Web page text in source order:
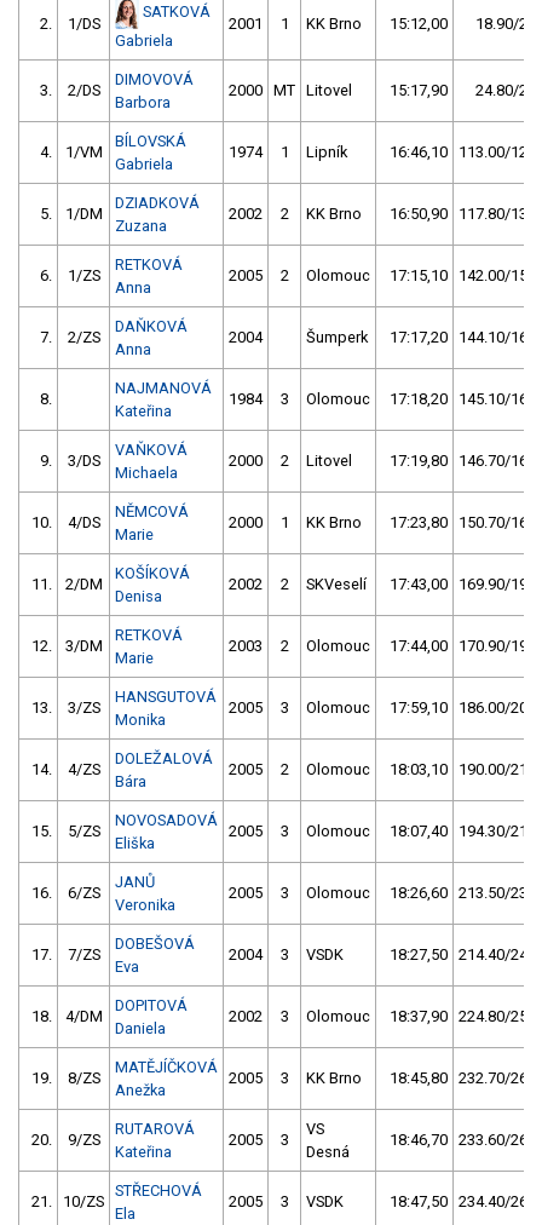
2. 1/DS
SATKOVÁ
Gabriela
2001 1 KK Brno 15:12,00 18.90/2,1
3. 2/DS
DIMOVOVÁ
Barbora
2000 MT Litovel 15:17,90 24.80/2,8
4. 1/VM
BÍLOVSKÁ
Gabriela
1974 1 Lipník 16:46,10 113.00/12,7
5. 1/DM
DZIADKOVÁ
Zuzana
2002 2 KK Brno 16:50,90 117.80/13,2
6. 1/ZS
RETKOVÁ
Anna
2005 2 Olomouc 17:15,10 142.00/15,9
7. 2/ZS
DAŇKOVÁ
Anna
2004 Šumperk 17:17,20 144.10/16,1
8.
NAJMANOVÁ
Kateřina
1984 3 Olomouc 17:18,20 145.10/16,2
9. 3/DS
VAŇKOVÁ
Michaela
2000 2 Litovel 17:19,80 146.70/16,4
10. 4/DS
NĚMCOVÁ
Marie
2000 1 KK Brno 17:23,80 150.70/16,9
11. 2/DM
KOŠÍKOVÁ
Denisa
2002 2 SKVeselí 17:43,00 169.90/19,0
12. 3/DM
RETKOVÁ
Marie
2003 2 Olomouc 17:44,00 170.90/19,1
13. 3/ZS
HANSGUTOVÁ
Monika
2005 3 Olomouc 17:59,10 186.00/20,8
14. 4/ZS
DOLEŽALOVÁ
Bára
2005 2 Olomouc 18:03,10 190.00/21,3
15. 5/ZS
NOVOSADOVÁ
Eliška
2005 3 Olomouc 18:07,40 194.30/21,8
16. 6/ZS
JANŮ
Veronika
2005 3 Olomouc 18:26,60 213.50/23,9
17. 7/ZS
DOBEŠOVÁ
Eva
2004 3 VSDK 18:27,50 214.40/24,0
18. 4/DM
DOPITOVÁ
Daniela
2002 3 Olomouc 18:37,90 224.80/25,2
19. 8/ZS
MATĚJÍČKOVÁ
Anežka
2005 3 KK Brno 18:45,80 232.70/26,1
20. 9/ZS
RUTAROVÁ
Kateřina
2005 3
VS
Desná
18:46,70 233.60/26,2
21. 10/ZS
STŘECHOVÁ
Ela
2005 3 VSDK 18:47,50 234.40/26,2